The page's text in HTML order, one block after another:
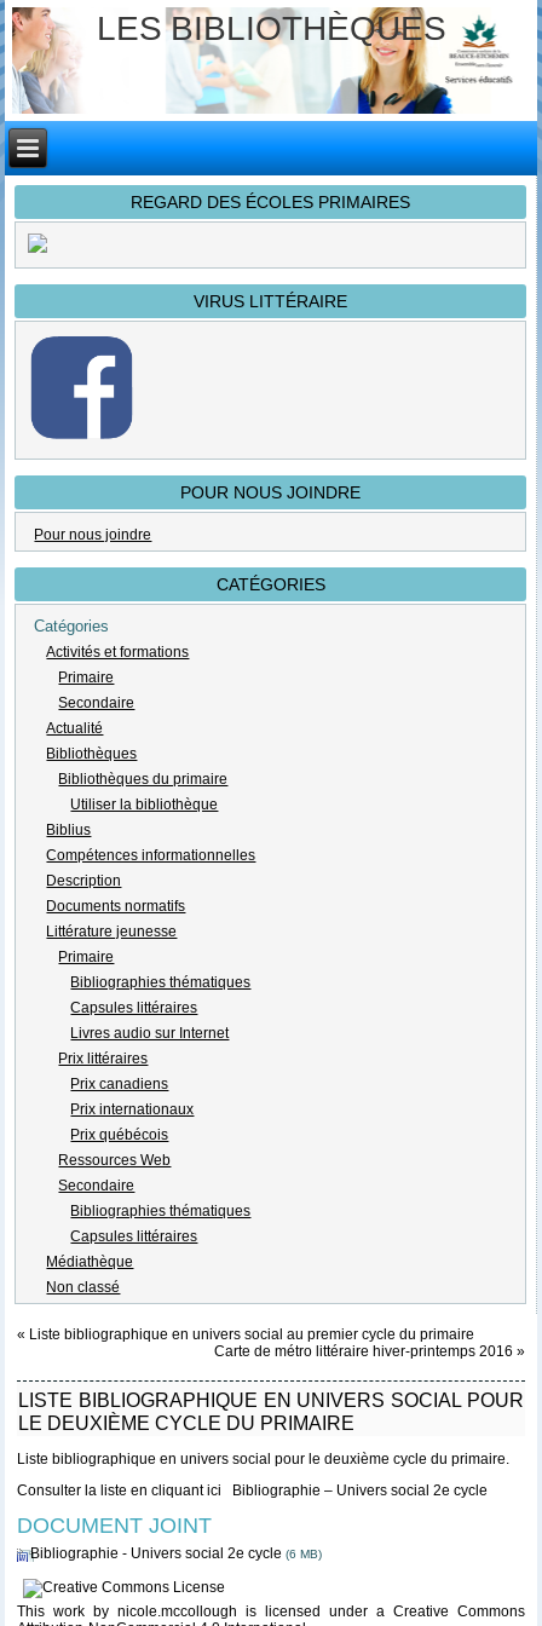
LES BIBLIOTHÈQUES
REGARD DES ÉCOLES PRIMAIRES
VIRUS LITTÉRAIRE
POUR NOUS JOINDRE
Pour nous joindre
CATÉGORIES
Catégories
Activités et formations
Primaire
Secondaire
Actualité
Bibliothèques
Bibliothèques du primaire
Utiliser la bibliothèque
Biblius
Compétences informationnelles
Description
Documents normatifs
Littérature jeunesse
Primaire
Bibliographies thématiques
Capsules littéraires
Livres audio sur Internet
Prix littéraires
Prix canadiens
Prix internationaux
Prix québécois
Ressources Web
Secondaire
Bibliographies thématiques
Capsules littéraires
Médiathèque
Non classé
« Liste bibliographique en univers social au premier cycle du primaire
Carte de métro littéraire hiver-printemps 2016 »
LISTE BIBLIOGRAPHIQUE EN UNIVERS SOCIAL POUR
LE DEUXIÈME CYCLE DU PRIMAIRE
Liste bibliographique en univers social pour le deuxième cycle du primaire.
Consulter la liste en cliquant ici Bibliographie – Univers social 2e cycle
DOCUMENT JOINT
Bibliographie - Univers social 2e cycle (6 MB)
This work bynicole.mccollough is licensed under a Creative Commons